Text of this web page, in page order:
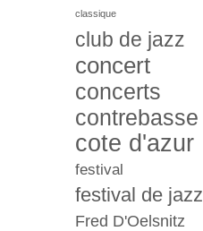
classique
club de jazz
concert
concerts
contrebasse
cote d'azur
festival
festival de jazz
Fred D'Oelsnitz